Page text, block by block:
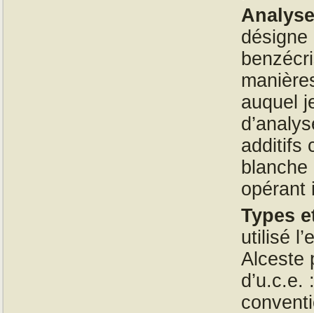
désigne
auquel
additifs
opérant
Types
utilisé
Alceste